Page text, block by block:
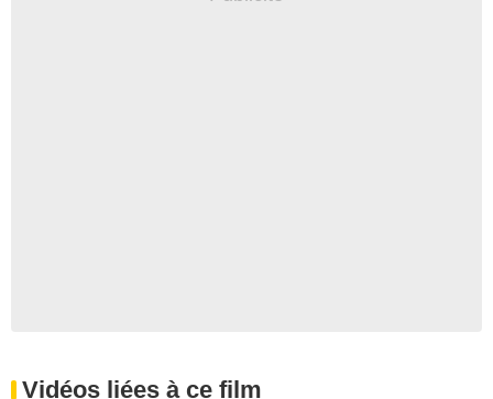
Vidéos liées à ce film